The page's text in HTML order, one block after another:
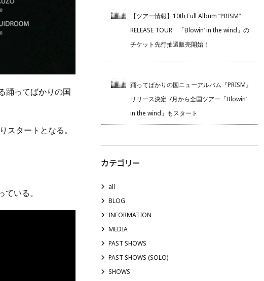
踊ってばかりの国
スタートとなる。
いる。
【ツアー情報】10th Full Album “PRISM”
RELEASE TOUR 「Blowin’ in the wind」の
チケット先行抽選販売開始！
踊ってばかりの国ニューアルバム『PRISM』
リリース決定 7月から全国ツアー「Blowin’
in the wind」もスタート
カテゴリー
all
BLOG
INFORMATION
MEDIA
PAST SHOWS
PAST SHOWS (SOLO)
SHOWS